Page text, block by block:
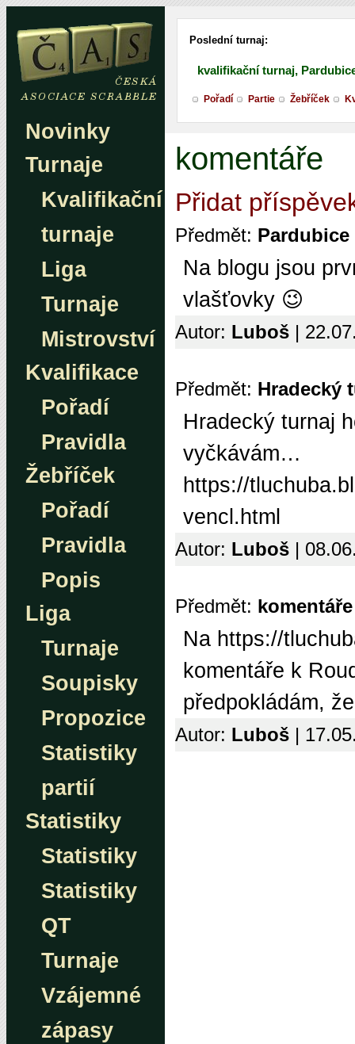
Novinky
Turnaje
Kvalifikační
turnaje
Liga
Turnaje
Mistrovství
Kvalifikace
Pořadí
Pravidla
Žebříček
Pořadí
Pravidla
Popis
Liga
Turnaje
Soupisky
Propozice
Statistiky
partií
Statistiky
Statistiky
Statistiky
QT
Turnaje
Vzájemné
zápasy
Poslední turnaj:
kvalifikační turnaj,
Pořadí Partie Žebříček
komentáře
Přidat
Předmět: Pardubice
Na blogu jsou
vlašťovky 😉
Autor: Luboš |
Předmět: Hradecký
Hradecký turnaj
vyčkávám…
https://
vencl.html
Autor: Luboš |
Předmět: komentáře
Na https://
komentáře k
předpokládám,
Autor: Luboš |